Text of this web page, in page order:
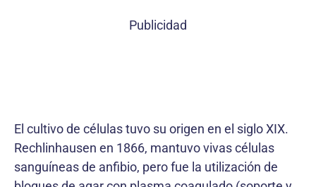
Publicidad
El cultivo de células tuvo su origen en el siglo XIX.
Rechlinhausen en 1866, mantuvo vivas células
sanguíneas de anfibio, pero fue la utilización de